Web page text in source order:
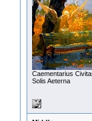
Сaementarius
Solis Aeterna